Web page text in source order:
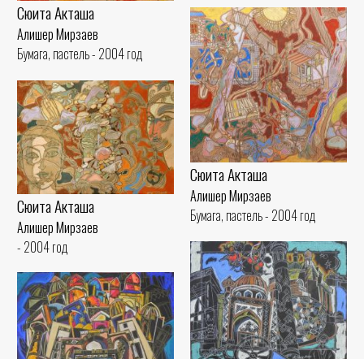
Сюита Акташа
Алишер Мирзаев
Бумага, пастель - 2004 год
Сюита Акташа
Алишер Мирзаев
Бумага, пастель - 2004 год
Сюита Акташа
Алишер Мирзаев
- 2004 год